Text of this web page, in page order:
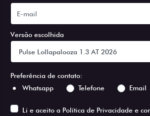
Versão escolhida
Preferência de contato:
Whatsapp
Telefone Email
Li e aceito a Política de Privacidade e